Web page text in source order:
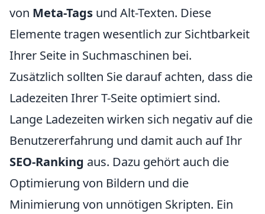
von Meta-Tags und Alt-Texten. Diese
Elemente tragen wesentlich zur Sichtbarkeit
Ihrer Seite in Suchmaschinen bei.
Zusätzlich sollten Sie darauf achten, dass die
Ladezeiten Ihrer T-Seite optimiert sind.
Lange Ladezeiten wirken sich negativ auf die
Benutzererfahrung und damit auch auf Ihr
SEO-Ranking aus. Dazu gehört auch die
Optimierung von Bildern und die
Minimierung von unnötigen Skripten. Ein